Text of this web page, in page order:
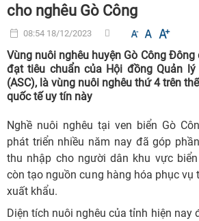
cho nghêu Gò Công
08:54 18/12/2023
Vùng nuôi nghêu huyện Gò Công
đạt tiêu chuẩn của Hội đồng Quản
(ASC), là vùng nuôi nghêu thứ 4 trên
quốc tế uy tín này
Nghề nuôi nghêu tại ven biển Gò
phát triển nhiều năm nay đã góp
thu nhập cho người dân khu vực
còn tạo nguồn cung hàng hóa phục vụ
xuất khẩu.
Diện tích nuôi nghêu của tỉnh hiện nay